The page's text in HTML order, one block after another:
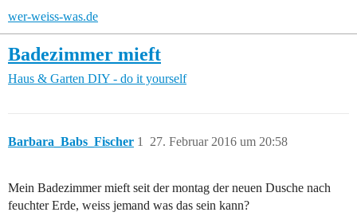
wer-weiss-was.de
Badezimmer mieft
Haus & Garten DIY - do it yourself
Barbara_Babs_Fischer 27. Februar 2016 um 20:58
1
Mein Badezimmer mieft seit der montag der neuen Dusche nach
feuchter Erde, weiss jemand was das sein kann?